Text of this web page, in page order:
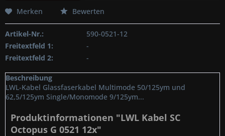
Merken Bewerten
Artikel-Nr.:
590-0521-12
Freitextfeld 1:
-
Freitextfeld 2:
-
Beschreibung
LWL-Kabel Glassfaserkabel Multimode 50/125ym und
62,5/125ym Single/Monomode 9/125ym...
Produktinformationen "LWL Kabel SC
Octopus G 0521 12x"